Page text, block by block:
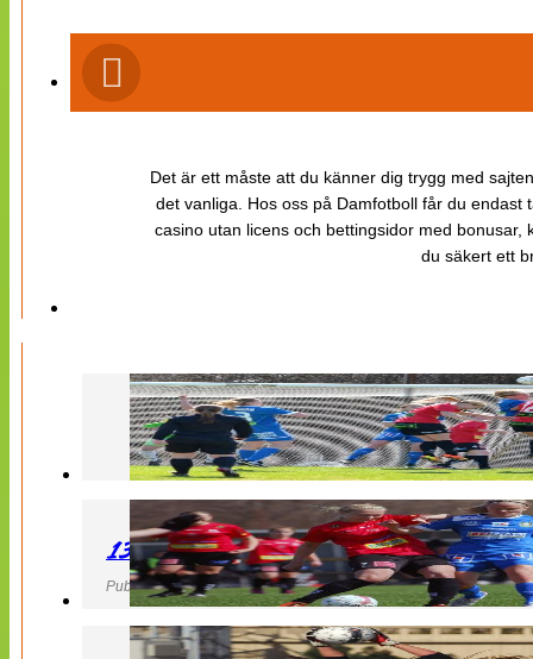
Det är ett måste att du känner dig trygg med
det vanliga. Hos oss på Damfotboll får du
casino utan licens och bettingsidor med
du säkert ett
130427 LB 07 – QBIK
Publicerad 27 April 2013, 22:40